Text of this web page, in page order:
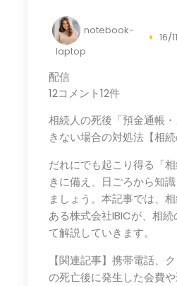
notebook-
laptop
16/
配信
12コメント12件
相続人の死後「預金通帳
きない場合の対処法【相続
だれにでも起こり得る「
きに備え、日ごろから知
ましょう。本記事では、
ある株式会社IBICが、相
て解説していきます。
【関連記事】携帯電話、
の死亡後に発生した会費